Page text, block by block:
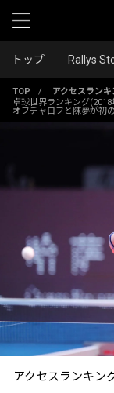
トップ Rallys
TOP / アクセスランキ
卓球世界ランキング
オフチャロフと陳夢が初
アクセスランキン